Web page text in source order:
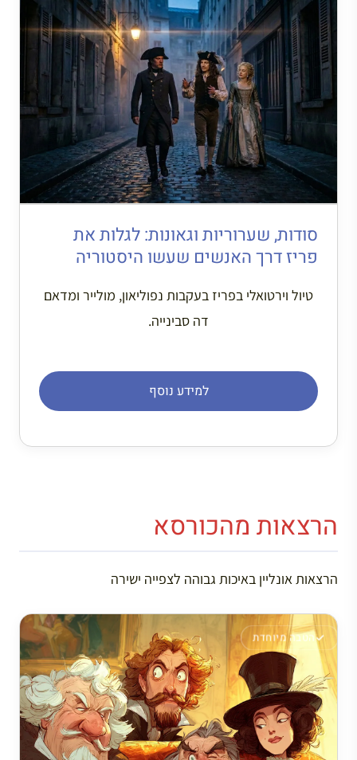
סודות, שערוריות וגאונות: לגלות את
פריז דרך האנשים שעשו היסטוריה
טיול וירטואלי בפריז בעקבות נפוליאון, מולייר ומדאם
דה סבינייה.
למידע נוסף
הרצאות מהכורסא
הרצאות אונליין באיכות גבוהה לצפייה ישירה
הטבה מיוחדת